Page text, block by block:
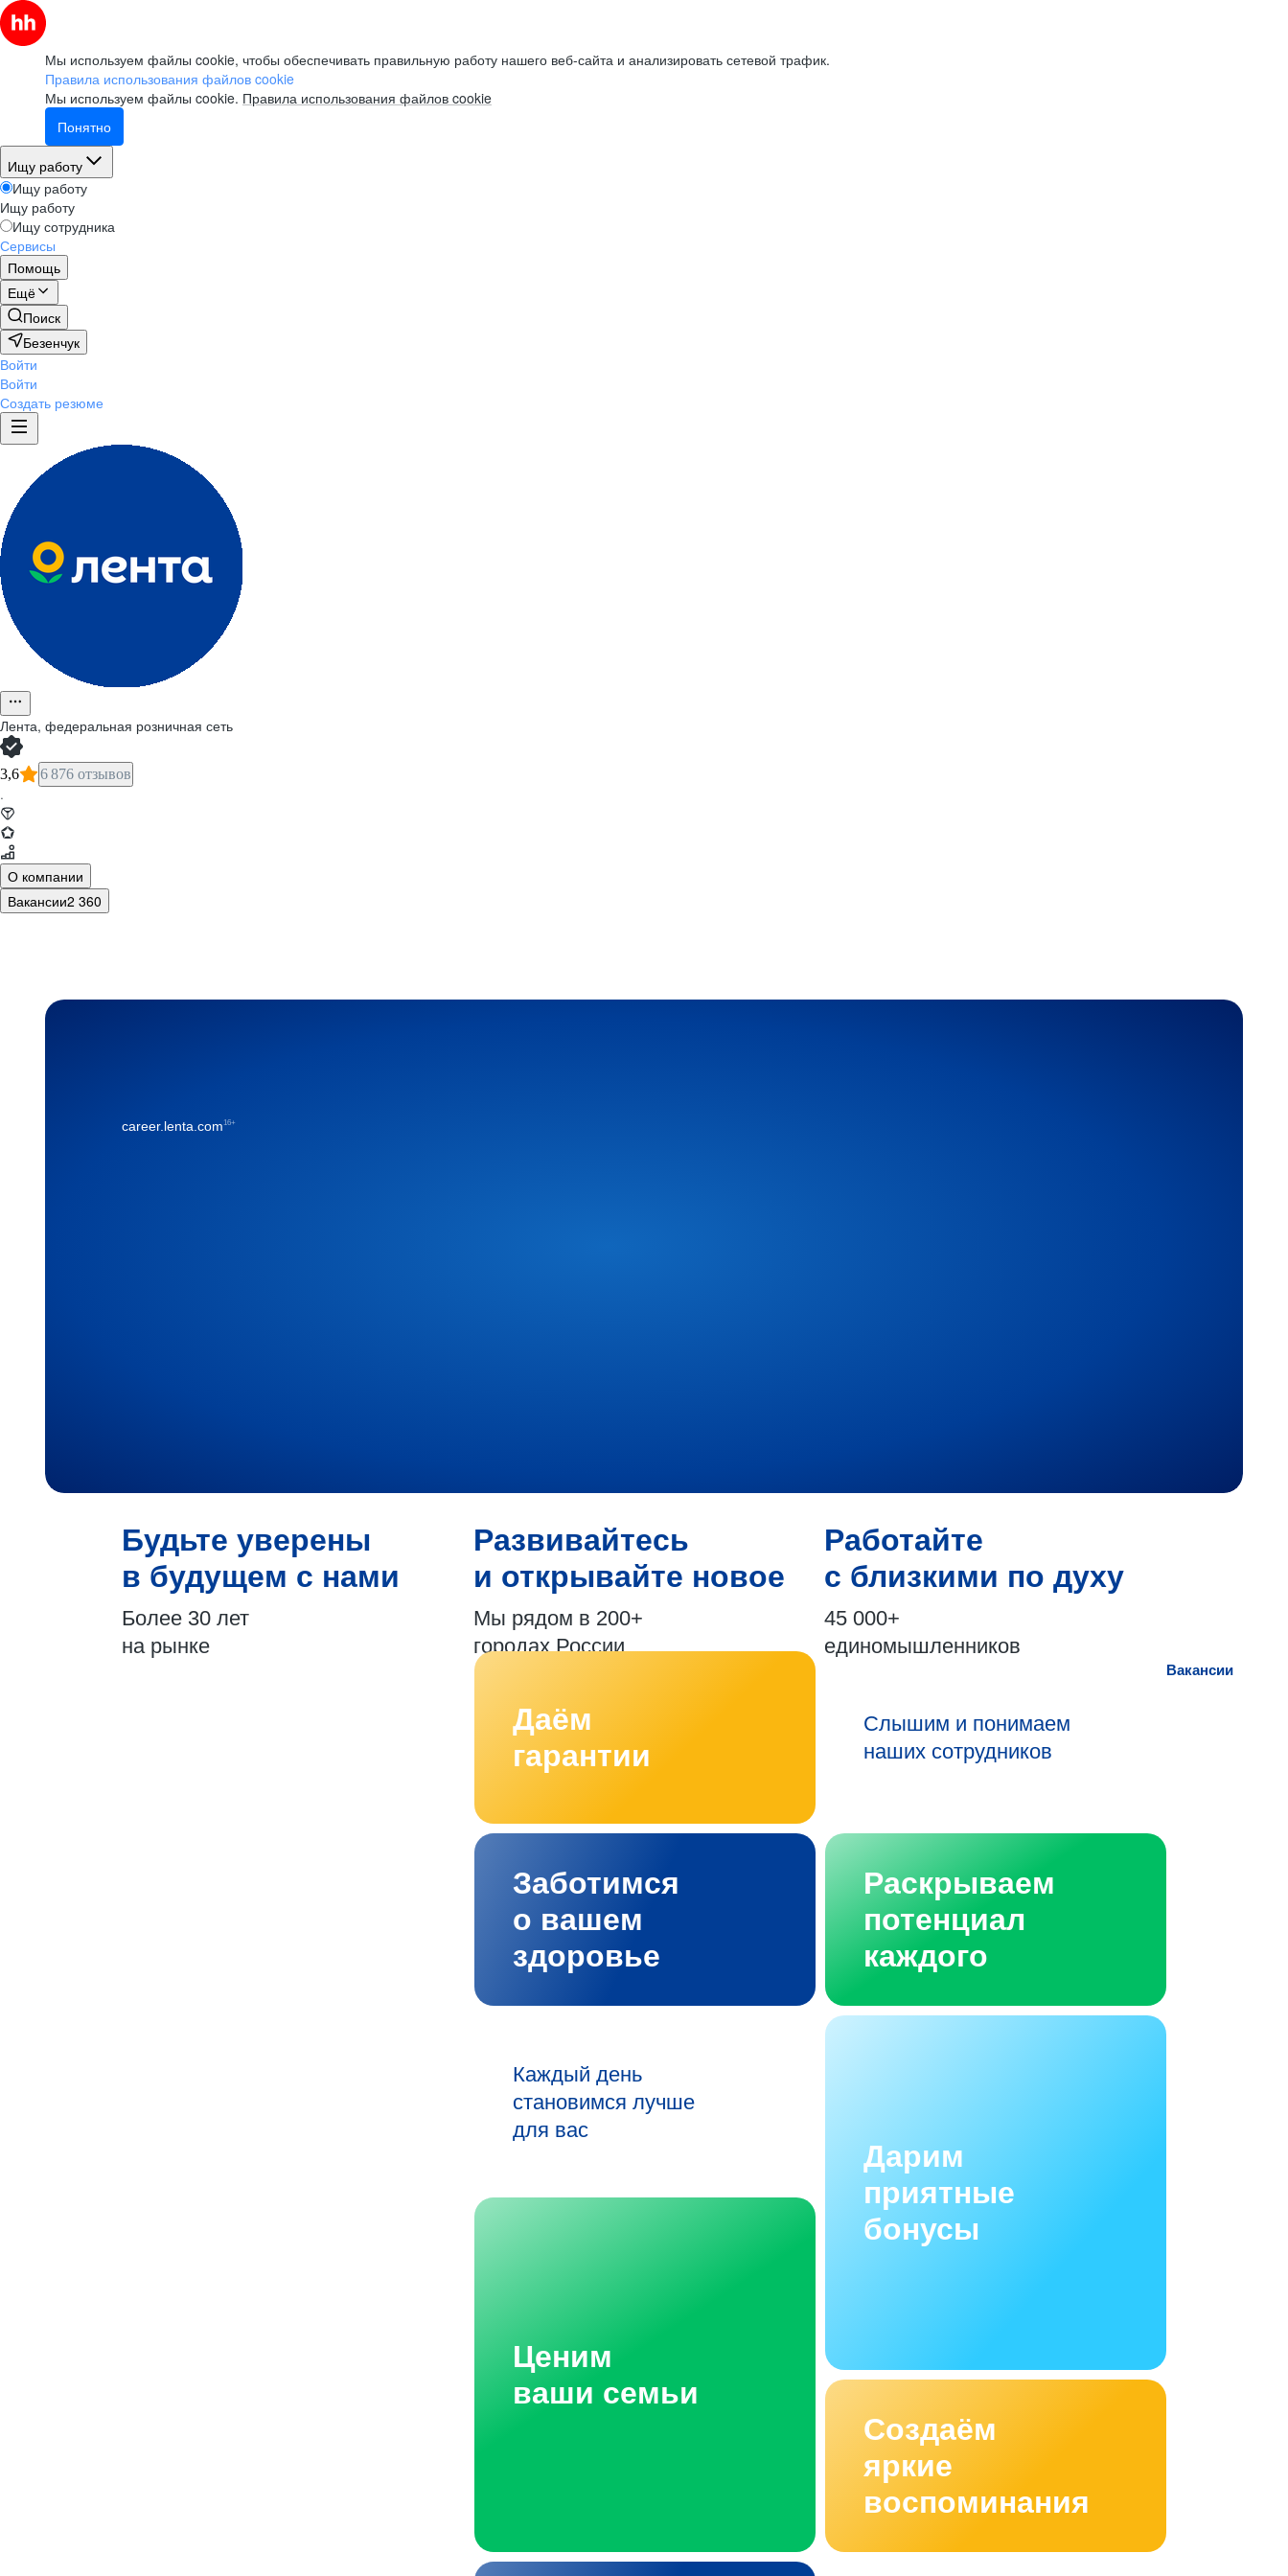
Мы используем файлы cookie, чтобы обеспечивать правильную работу нашего веб-сайта и анализировать сетевой трафик.
Правила использования файлов cookie
Мы используем файлы cookie. Правила использования файлов cookie
Понятно
Ищу работу
Ищу работу
Ищу работу
Ищу сотрудника
Сервисы
Помощь
Ещё
Поиск
Безенчук
Войти
Войти
Создать резюме
Лента, федеральная розничная сеть
3,6 6 876 отзывов
·
О компании
Вакансии2 360
career.lenta.com16+
Будьте уверены
в будущем с нами
Более 30 лет
на рынке
Развивайтесь
и открывайте новое
Мы рядом в 200+
городах России
Работайте
с близкими по духу
45 000+
единомышленников
Вакансии
Даём
гарантии
Слышим и понимаем
наших сотрудников
Заботимся
о вашем
здоровье
Раскрываем
потенциал
каждого
Каждый день
становимся лучше
для вас
Дарим
приятные
бонусы
Ценим
ваши семьи
Создаём
яркие
воспоминания